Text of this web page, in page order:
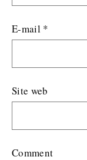
E-mail *
Site web
Comment